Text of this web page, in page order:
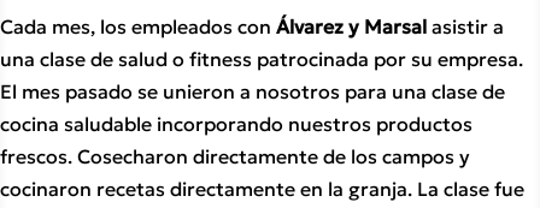
Cada mes, los empleados con Álvarez y Marsal asistir a
una clase de salud o fitness patrocinada por su empresa.
El mes pasado se unieron a nosotros para una clase de
cocina saludable incorporando nuestros productos
frescos. Cosecharon directamente de los campos y
cocinaron recetas directamente en la granja. La clase fue